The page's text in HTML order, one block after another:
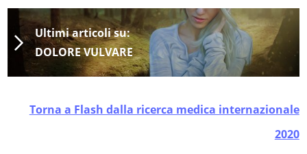
Ultimi articoli su:
DOLORE VULVARE
Torna a Flash dalla ricerca medica internazionale
2020